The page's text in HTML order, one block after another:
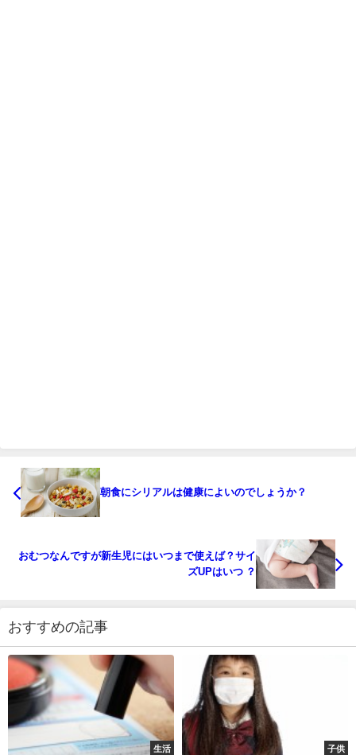
朝食にシリアルは健康によいのでしょうか？
おむつなんですが新生児にはいつまで使えば？サイ
ズUPはいつ ？
おすすめの記事
生活 子供